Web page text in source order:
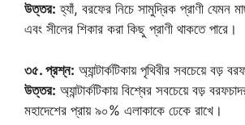
উত্তর: হ্যাঁ, বরফের নিচে সামুদ্রিক প্রাণী যেমন
এবং সীলের শিকার করা কিছু প্রাণী থাকতে পারে।
৩৫. প্রশ্ন: অ্যান্টার্কটিকায় পৃথিবীর সবচেয়ে বড়
উত্তর: অ্যান্টার্কটিকায় বিশ্বের সবচেয়ে বড়
মহাদেশের প্রায় ৯০% এলাকাকে ঢেকে রাখে।